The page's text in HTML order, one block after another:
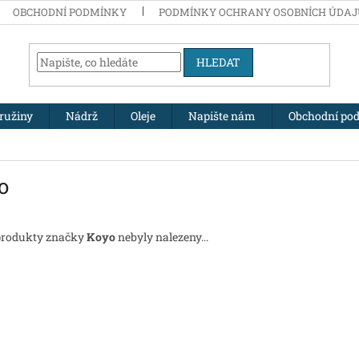
OBCHODNÍ PODMÍNKY PODMÍNKY OCHRANY OSOBNÍCH
HLEDAT
Nádrž Oleje Napište nám Obchodní
značkyKoyonebyly nalezeny...